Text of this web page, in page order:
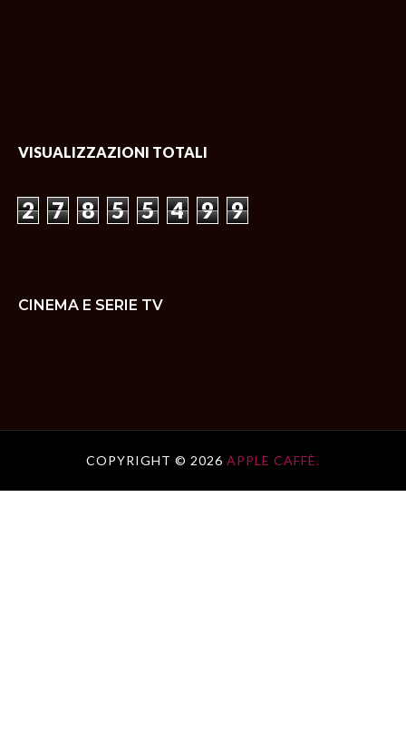
VISUALIZZAZIONI TOTALI
2 7 8 5 5 4 9 9
CINEMA E SERIE TV
COPYRIGHT © 2026 APPLE CAFFÈ.